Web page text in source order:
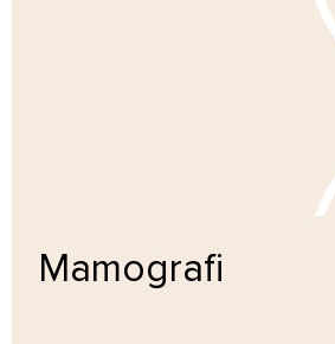
Mamografi